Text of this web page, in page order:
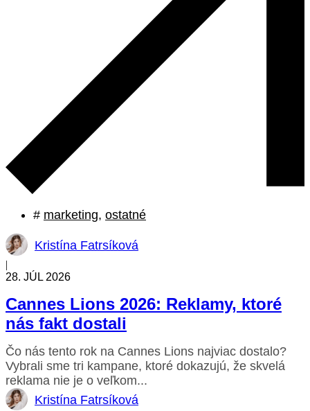
Prečítať case study
# marketing, ostatné
Kristína Fatrsíková
|
28. JÚL 2026
Cannes Lions 2026: Reklamy, ktoré
nás fakt dostali
Čo nás tento rok na Cannes Lions najviac dostalo?
Vybrali sme tri kampane, ktoré dokazujú, že skvelá
reklama nie je o veľkom...
Kristína Fatrsíková